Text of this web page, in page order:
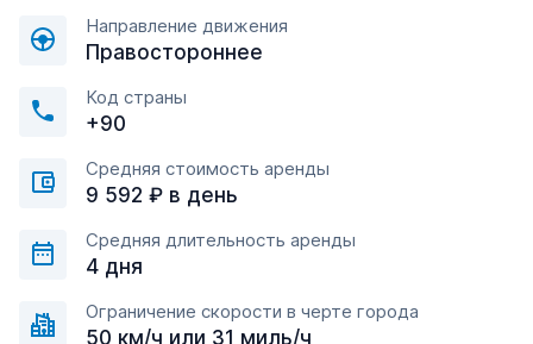
Направление движения
Правостороннее
Код страны
+90
Средняя стоимость аренды
9 592 ₽ в день
Средняя длительность аренды
4 дня
Ограничение скорости в черте города
50 км/ч или 31 миль/ч